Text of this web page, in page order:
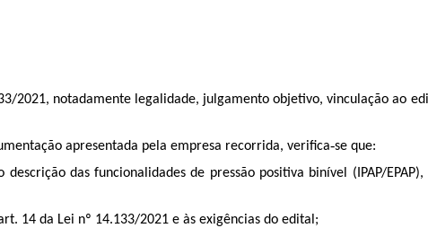
2021, notadamente legalidade, julgamento objetivo, vinculação ao
apresentada pela empresa recorrida, verifica‑se que:
das funcionalidades de pressão positiva binível (IPAP/
14 da Lei nº 14.133/2021 e às exigências do edital;